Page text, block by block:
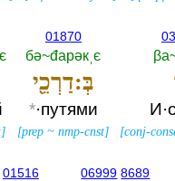
[conj-
01870
бә~đарәкˌє
בְּ:דַרְכֵ֖י
*·путями
[prep ~nmp-cnst]
]
06999 8689
01516